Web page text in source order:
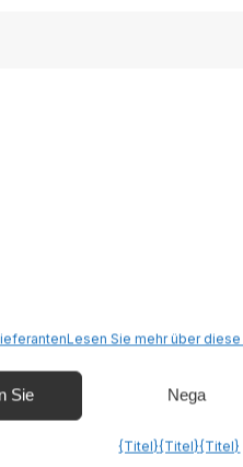
Lesen Sie mehr über
Sie Nega
{Titel}{Titel}{Titel}